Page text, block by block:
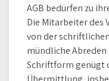
AGB bedürfen zu
Die Mitarbeiter des
von der
mündliche
Schriftform genügt